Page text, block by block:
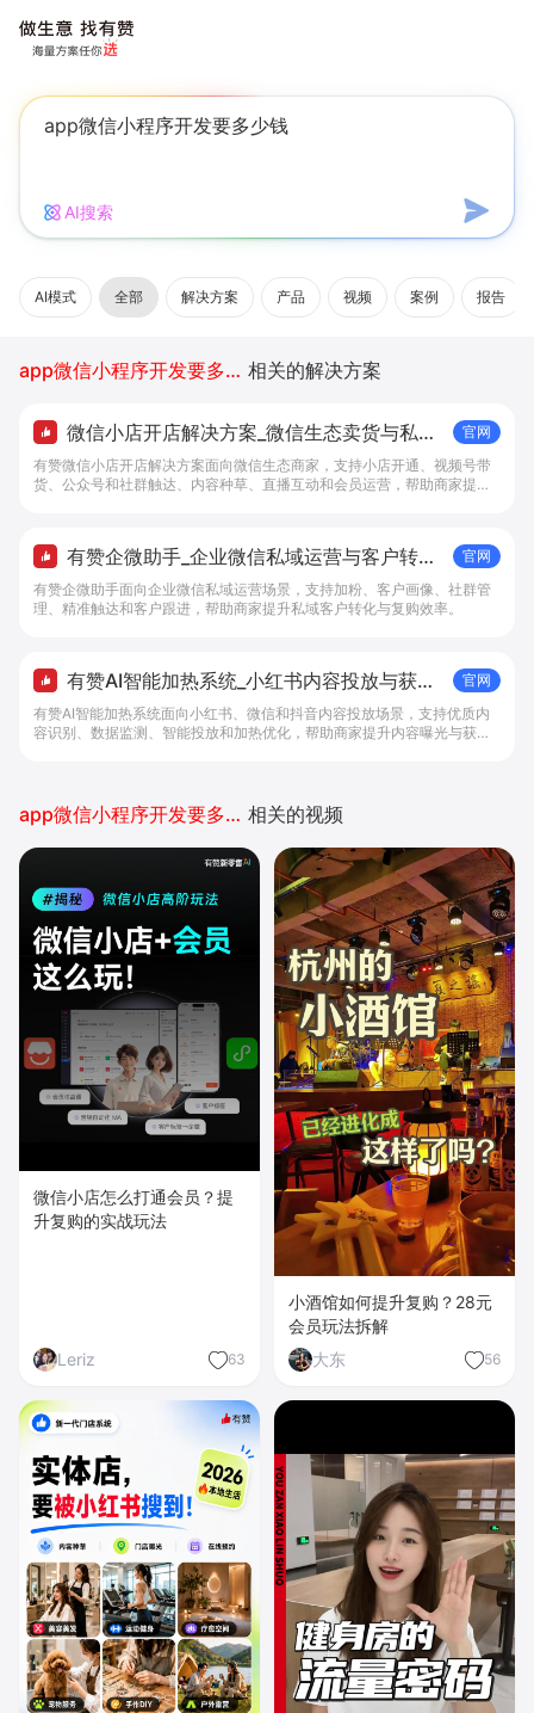
AI搜索
AI模式 全部 解决方案 产品 视频 案例 报告
app微信小程序开发要多少钱 相关的解决方案
微信小店开店解决方案_微信生态卖货与私域
经营 - 做生意, 找有赞
官网
有赞微信小店开店解决方案面向微信生态商家，支持小店开通、视频号带
货、公众号和社群触达、内容种草、直播互动和会员运营，帮助商家提升
有赞企微助手_企业微信私域运营与客户转化
工具 - 做生意, 找有赞
官网
有赞企微助手面向企业微信私域运营场景，支持加粉、客户画像、社群管
理、精准触达和客户跟进，帮助商家提升私域客户转化与复购效率。
有赞AI智能加热系统_小红书内容投放与获客
提效解决方案 - 做生意, 找有赞
官网
有赞AI智能加热系统面向小红书、微信和抖音内容投放场景，支持优质内
容识别、数据监测、智能投放和加热优化，帮助商家提升内容曝光与获客
app微信小程序开发要多少钱 相关的视频
微信小店怎么打通会员？提
升复购的实战玩法
Leriz 63
小酒馆如何提升复购？28元
会员玩法拆解
大东
56